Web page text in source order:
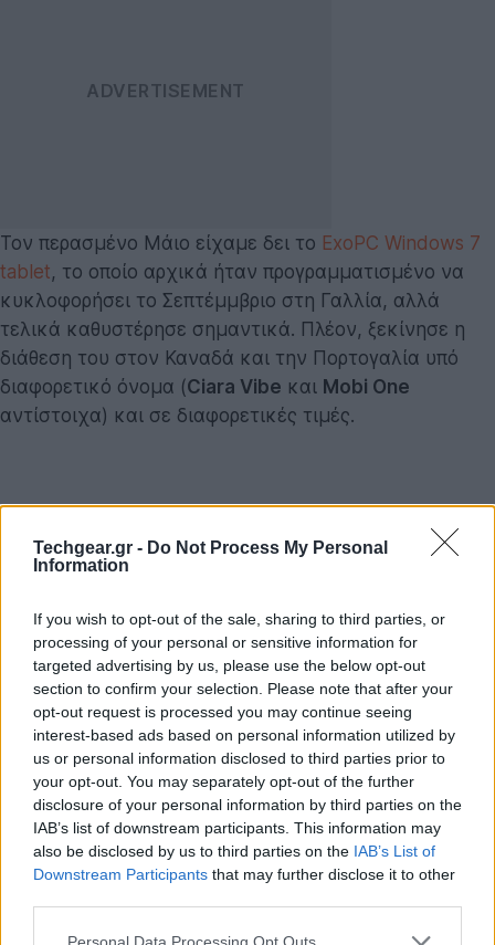
Techgear.gr - Do Not Process My Personal
Information
If you wish to opt-out of the sale, sharing to third parties, or
processing of your personal or sensitive information for
targeted advertising by us, please use the below opt-out
section to confirm your selection. Please note that after your
opt-out request is processed you may continue seeing
interest-based ads based on personal information utilized by
us or personal information disclosed to third parties prior to
your opt-out. You may separately opt-out of the further
disclosure of your personal information by third parties on the
IAB’s list of downstream participants. This information may
also be disclosed by us to third parties on the IAB’s List of
Downstream Participants that may further disclose it to other
Please note that this website/app uses one or more Google
Personal Data Processing Opt Outs
Τον περασμένο Μάιο είχαμε δει το ExoPC Windows 7
tablet, το οποίο αρχικά ήταν προγραμματισμένο να
κυκλοφορήσει το Σεπτέμμβριο στη Γαλλία, αλλά
τελικά καθυστέρησε σημαντικά. Πλέον, ξεκίνησε η
διάθεση του στον Καναδά και την Πορτογαλία υπό
διαφορετικό όνομα (Ciara Vibe και Mobi One
αντίστοιχα) και σε διαφορετικές τιμές.